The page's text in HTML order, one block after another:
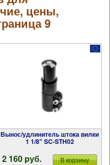
цены,
9
Вынос/удлинитель штока вилки
1 1/8" SC-STH02
2 160 pуб. В корзину